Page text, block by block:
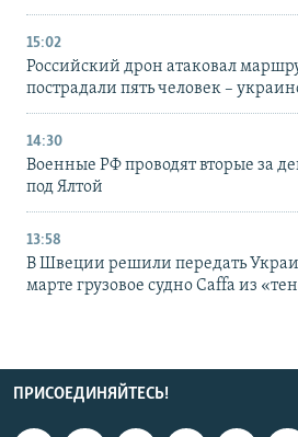
15:02
Российский дрон атаковал
пострадали пять человек –
14:30
Военные РФ проводят вторые за
под Ялтой
13:58
В Швеции решили передать
марте грузовое судно Caffa из
ПРИСОЕДИНЯЙТЕСЬ!